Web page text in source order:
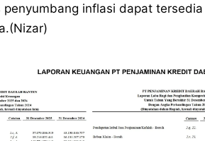
penyumbang inflasi dapat